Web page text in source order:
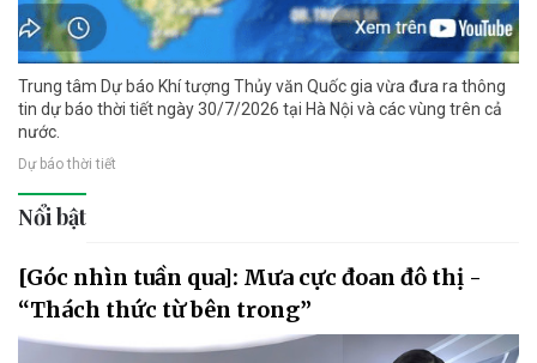
Trung tâm Dự báo Khí tượng Thủy văn Quốc gia vừa đưa ra thông
tin dự báo thời tiết ngày 30/7/2026 tại Hà Nội và các vùng trên cả
nước.
Dự báo thời tiết
Nổi bật
[Góc nhìn tuần qua]: Mưa cực đoan đô thị -
“Thách thức từ bên trong”